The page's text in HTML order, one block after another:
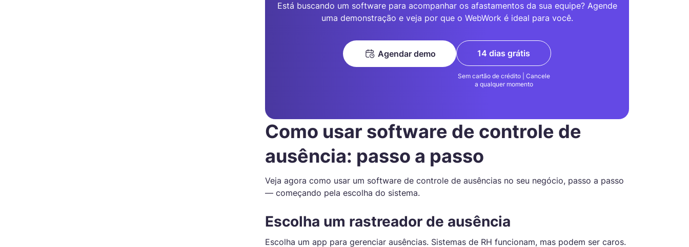
Está buscando um software para acompanhar os afastamentos da sua equipe? Agende
uma demonstração e veja por que o WebWork é ideal para você.
Agendar demo 14 dias grátis
Sem cartão de crédito | Cancele
a qualquer momento
Como usar software de controle de
ausência: passo a passo
Veja agora como usar um software de controle de ausências no seu negócio, passo a passo
— começando pela escolha do sistema.
Escolha um rastreador de ausência
Escolha um app para gerenciar ausências. Sistemas de RH funcionam, mas podem ser caros.